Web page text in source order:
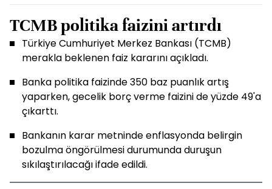
TCMB politika faizini artırdı
Türkiye Cumhuriyet Merkez Bankası (TCMB)
merakla beklenen faiz kararını açıkladı.
Banka politika faizinde 350 baz puanlık artış
yaparken, gecelik borç verme faizini de yüzde 49'a
çıkarttı.
Bankanın karar metninde enflasyonda belirgin
bozulma öngörülmesi durumunda duruşun
sıkılaştırılacağı ifade edildi.